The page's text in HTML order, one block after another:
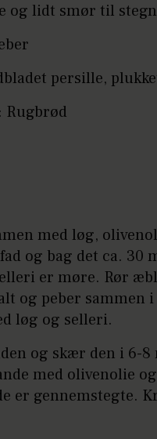
og lidt smør til
persille,
Rugbrød
med løg,
og bag det ca. 30
er møre. Rør
og peber sammen i
løg og selleri.
og skær den i 6-8
med olivenolie
er gennemstegte.